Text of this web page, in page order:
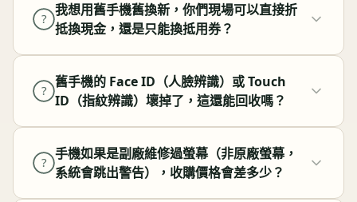
?
我想用舊手機舊換新，你們現場可以直接折
抵換現金，還是只能換抵用券？
?
舊手機的 Face ID（人臉辨識）或 Touch
ID（指紋辨識）壞掉了，這還能回收嗎？
?
手機如果是副廠維修過螢幕（非原廠螢幕，
系統會跳出警告），收購價格會差多少？